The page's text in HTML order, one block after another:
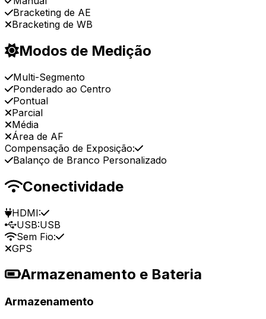
Bracketing de AE
Bracketing de WB
Modos de Medição
Multi-Segmento
Ponderado ao Centro
Pontual
Parcial
Média
Área de AF
Compensação de Exposição:
Balanço de Branco Personalizado
Conectividade
HDMI:
USB:USB
Sem Fio:
GPS
Armazenamento e Bateria
Armazenamento